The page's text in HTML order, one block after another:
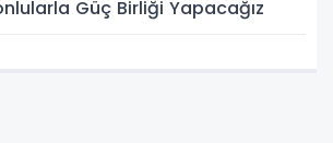
Güç Birliği Yapacağız